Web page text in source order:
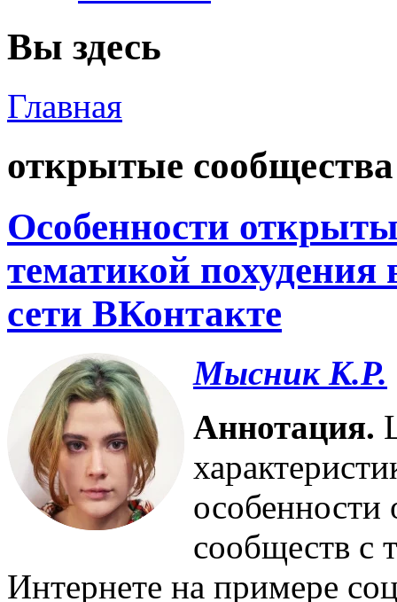
Вы здесь
Главная
открытые сообщества
Особенности
тематикой похудения
сети ВКонтакте
Мысник К.Р.
Аннотация.
сообществ с
Интернете на примере